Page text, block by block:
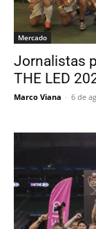
Mercado
Jornalistas
THE LED
Marco Viana - 6 de